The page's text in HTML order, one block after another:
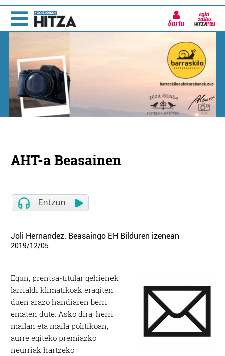
Sartu
AHT-a Beasainen
Joli Hernandez. Beasaingo EH Bilduren izenean
2019/12/05
Egun, prentsa-titular gehienek
larrialdi klimatikoak eragiten
duen arazo handiaren berri
ematen dute. Asko dira, herri
mailan eta maila politikoan,
aurre egiteko premiazko
neurriak hartzeko